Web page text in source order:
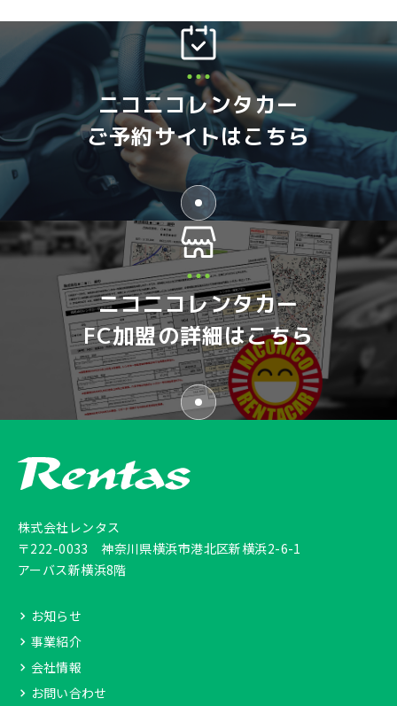
ニコニコレンタカー
ご予約サイトはこちら
ニコニコレンタカー
FC加盟の詳細はこちら
株式会社レンタス
〒222-0033神奈川県横浜市港北区新横浜2-6-1
アーバス新横浜8階
お知らせ
事業紹介
会社情報
お問い合わせ